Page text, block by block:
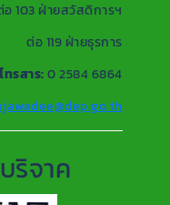
ฝ่ายสวัสดิการฯ
อ 119 ฝ่ายธุรการ
โทรสาร:0 2584 6864
ริจาค